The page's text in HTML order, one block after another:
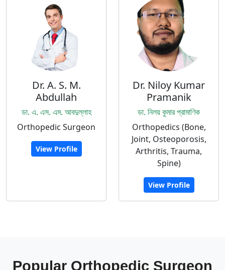
Dr. A. S. M.
Abdullah
ডা. এ. এস. এম. আবদুল্লাহ
Orthopedic Surgeon
View Profile
Dr. Niloy Kumar
Pramanik
ডা. নিলয় কুমার প্রামাণিক
Orthopedics (Bone,
Joint, Osteoporosis,
Arthritis, Trauma,
Spine)
View Profile
Popular Orthopedic Surgeon